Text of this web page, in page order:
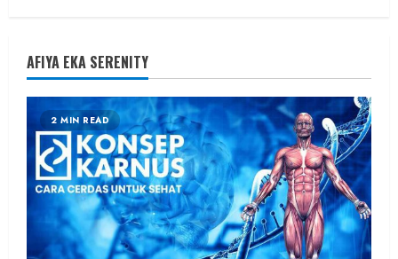
AFIYA EKA SERENITY
2 MIN READ